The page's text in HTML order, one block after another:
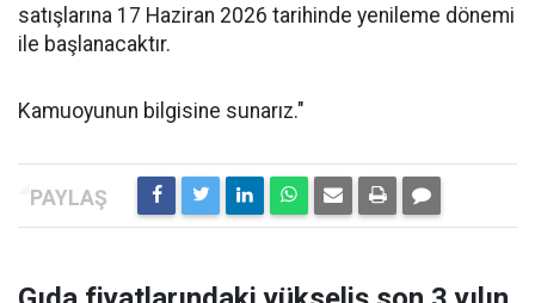
satışlarına 17 Haziran 2026 tarihinde yenileme dönemi
ile başlanacaktır.
Kamuoyunun bilgisine sunarız."